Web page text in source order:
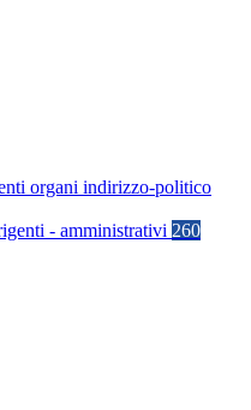
organi indirizzo-politico
- amministrativi 260